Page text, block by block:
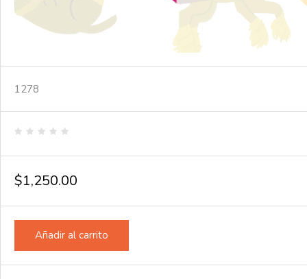
1278
de
5
$1,250.00
Añadir al carrito